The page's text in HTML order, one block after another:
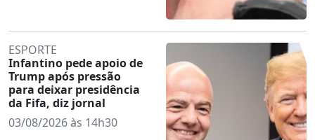
ESPORTE
Infantino pede apoio de
Trump após pressão
para deixar presidência
da Fifa, diz jornal
03/08/2026 às 14h30